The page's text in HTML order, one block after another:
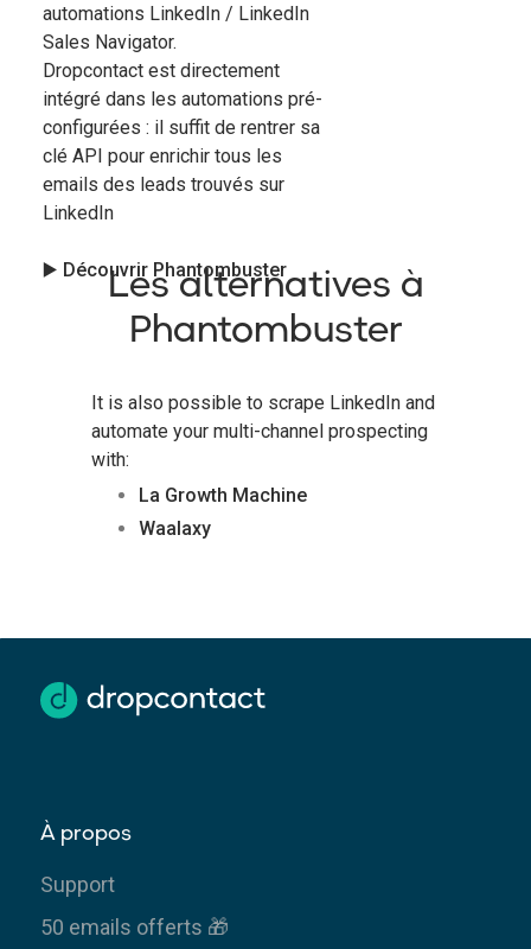
automations LinkedIn / LinkedIn
Sales Navigator.
Dropcontact est directement
intégré dans les automations pré-
configurées : il suffit de rentrer sa
clé API pour enrichir tous les
emails des leads trouvés sur
LinkedIn
▶️ Découvrir Phantombuster
Les alternatives à
Phantombuster
It is also possible to scrape LinkedIn and
automate your multi-channel prospecting
with:
La Growth Machine
Waalaxy
À propos
Support
50 emails offerts 🎁